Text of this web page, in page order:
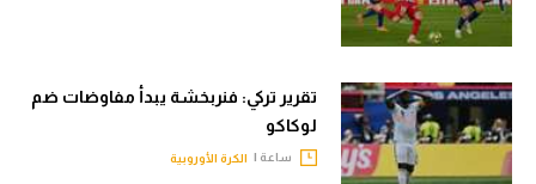
تقرير تركي: فنربخشة يبدأ مفاوضات ضم
لوكاكو
ساعة | الكرة الأوروبية